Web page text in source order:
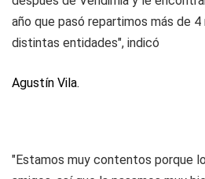
año que pasó repartimos más de
distintas entidades", indicó
Agustín Vila.
"Estamos muy contentos porque